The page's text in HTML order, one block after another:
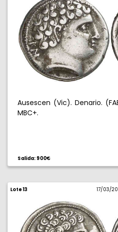
Ausescen (Vic). Denario.
MBC+.
Salida: 900€
Lote 13 17/03/